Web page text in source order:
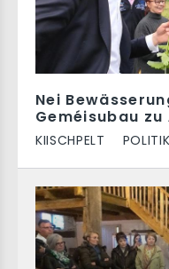
Nei
Geméisubau zu
KIISCHPELT POLITIK